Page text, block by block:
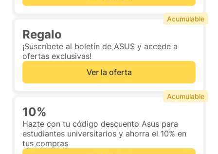
Regalo
¡Suscríbete al boletín de ASUS y accede a
ofertas exclusivas!
Ver la oferta
Acumulable
10%
Hazte con tu código descuento Asus para
estudiantes universitarios y ahorra el 10% en
tus compras
Acumulable